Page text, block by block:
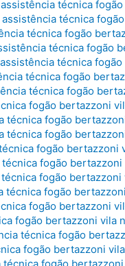
assistência técnica
assistência técnica
técnica fogão
técnica fogão
assistência técnica
técnica fogão
técnica fogão
fogão bertazzoni
técnica fogão
técnica fogão
fogão bertazzoni
fogão bertazzoni
fogão bertazzoni
técnica fogão
fogão bertazzoni
fogão bertazzoni vila
técnica fogão
fogão bertazzoni